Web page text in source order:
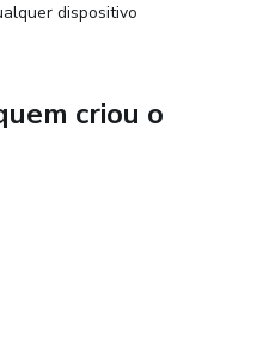
dispositivo
criou o